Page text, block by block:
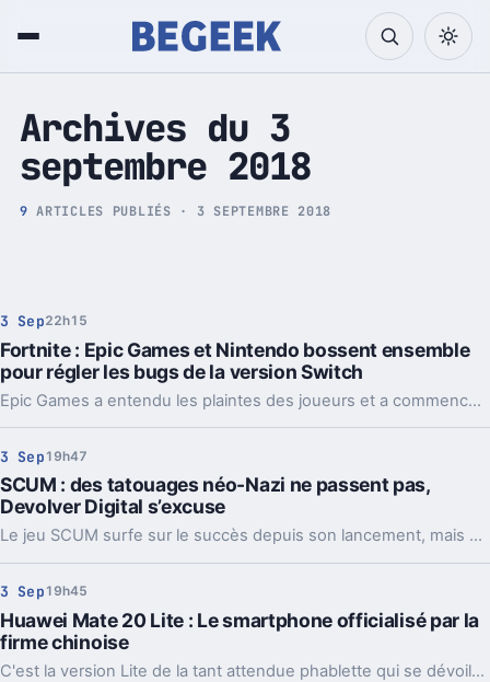
Tech et Pop culture
Archives du 3
septembre 2018
9 ARTICLES PUBLIÉS · 3 SEPTEMBRE 2018
3 Sep22h15
Fortnite : Epic Games et Nintendo bossent ensemble
pour régler les bugs de la version Switch
Epic Games a entendu les plaintes des joueurs et a commencé des tests en interne pour améliorer la situation !
3 Sep 19h47
SCUM : des tatouages néo-Nazi ne passent pas,
Devolver Digital s’excuse
Le jeu SCUM surfe sur le succès depuis son lancement, mais une affaire de tatouages vient entacher cet élan sur fond de polémique néo-nazi. Devolver Digital et Gamepires, les éditeurs du jeu font leur mea-culpa et s'excusent.
3 Sep 19h45
Huawei Mate 20 Lite : Le smartphone officialisé par la
firme chinoise
C'est la version Lite de la tant attendue phablette qui se dévoile aujourd'hui !